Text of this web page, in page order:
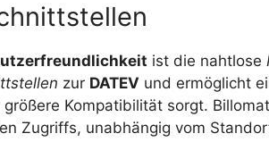
ist die nahtlose
zur DATEV und ermöglicht
Kompatibilität sorgt.
Zugriffs, unabhängig vom